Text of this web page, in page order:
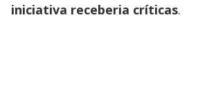
iniciativa receberia críticas.